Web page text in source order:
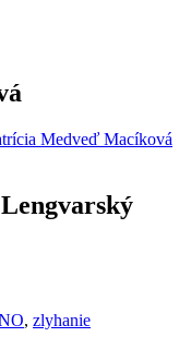
Medveď Macíková
, zlyhanie